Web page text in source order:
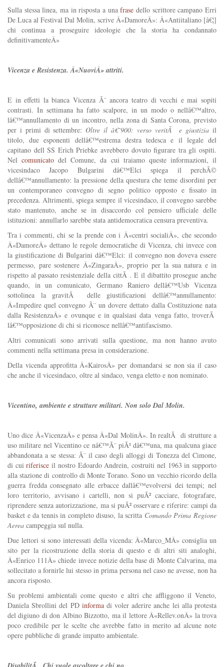
Sulla stessa linea, ma in risposta a unafrase dello scrittore campano Erri
De Luca al Festival Dal Molin, scrive Â«DamoreÂ»: Â«Antiitaliano [â€¦]
chi continua a proseguire ideologie che la storia ha condannato
definitivamenteÂ»
Vicenza e Resistenza. Â«NuoviÂ» attriti.
E in effetti la bianca Vicenza Ã¨ ancora teatro di vecchi e mai sopiti
contrasti. In settimana ha fatto scalpore, in un modo o nellâ€™altro,
lâ€™annullamento di un incontro, nella zona di Santa Corona, previsto
per i primi di settembre: Oltre il â€˜900: verso veritÃ e giustizia il
titolo, due esponenti dellâ€™estrema destra tedesca e il legale del
capitano dell SS Erich Priebke avrebbero dovuto figurare tra gli ospiti.
Nelcomunicato del Comune, da cui traiamo queste informazioni, il
vicesindaco Jacopo Bulgarini dâ€™Elci spiega il perchÃ©
dellâ€™annullamento: la pressione della questura che teme disordini per
un contemporaneo convegno di segno politico opposto e fissato in
precedenza. Altrimenti, spiega sempre il vicesindaco, il convegno sarebbe
stato mantenuto, anche se in disaccordo col pensiero ufficiale delle
istituzioni: annullarlo sarebbe stata antidemocratica censura preventiva.
Tra i commenti, chi se la prende con i Â«centri socialiÂ», che secondo
Â«DamoreÂ» dettano le regole democratiche di Vicenza, chi invece con
la giustificazione di Bulgarini dâ€™Elci: il convegno non doveva essere
permesso, pare sostenere Â«ZingaraÂ», proprio per la sua natura e in
rispetto al passato resistenziale della cittÃ . E il dibattito prosegue anche
quando, in un comunicato, Germano Raniero dellâ€™Usb Vicenza
sottolinea la gravitÃ delle giustificazioni dellâ€™annullamento:
Â«Impedire quel convegno Ã¨ un dovere dettato dalla Costituzione nata
dalla ResistenzaÂ» e ovunque e in qualsiasi data venga fatto, troverÃ
lâ€™opposizione di chi si riconosce nellâ€™antifascismo.
Altri comunicati sono arrivati sulla questione, ma non hanno avuto
commenti nella settimana presa in considerazione.
Della vicenda approfitta Â«KairosÂ» per domandarsi se non sia il caso
che anche il vicesindaco, oltre al sindaco, venga eletto e non nominato.
Vicentino, ambiente e strutture militari. Non solo Dal Molin.
Uno dice Â«VicenzaÂ» e pensa Â«Dal MolinÂ». In realtÃ di strutture a
uso militare nel Vicentino ce nâ€™Ã¨ piÃ¹ dâ€™una, ma qualcuna giace
abbandonata a se stessa: Ã¨ il caso degli alloggi di Tonezza del Cimone,
di cuiriferisce il nostro Edoardo Andrein, costruiti nel 1963 in supporto
alla stazione di controllo di Monte Torano. Sono un vecchio ricordo della
guerra fredda consegnato alle erbacce dallâ€™evolversi dei tempi; nel
loro territorio, avvisano i cartelli, non si puÃ² cacciare, fotografare,
riprendere senza autorizzazione, ma si puÃ² osservare e riferire: campi da
basket e da tennis in completo disuso, la scritta Comando Prima Regione
Aerea campeggia sul nulla.
Due lettori si sono interessati della vicenda: Â«Marco_MÂ» consiglia un
sito per la ricostruzione della storia di questo e di altri siti analoghi,
Â«Enrico 111Â» chiede invece notizie della base di Monte Calvarina, ma
sollecitato a fornirle lui stesso in prima persona nel caso ne avesse, non ha
ancora risposto.
Su problemi ambientali come questo e altri che affliggono il Veneto,
Daniela Sbrollini del PD informadi voler aderire anche lei alla protesta
del digiuno di don Albino Bizzotto, ma il lettore Â«Rellev.onÂ» la trova
poco credibile per le scelte che avrebbe fatto in merito ad alcune note
opere pubbliche di grande impatto ambientale.